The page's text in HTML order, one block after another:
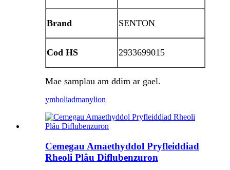
Brand SENTON
Cod HS 2933699015
Mae samplau am ddim ar gael.
ymholiadmanylion
Cemegau Amaethyddol Pryfleiddiad
Rheoli Plâu Diflubenzuron